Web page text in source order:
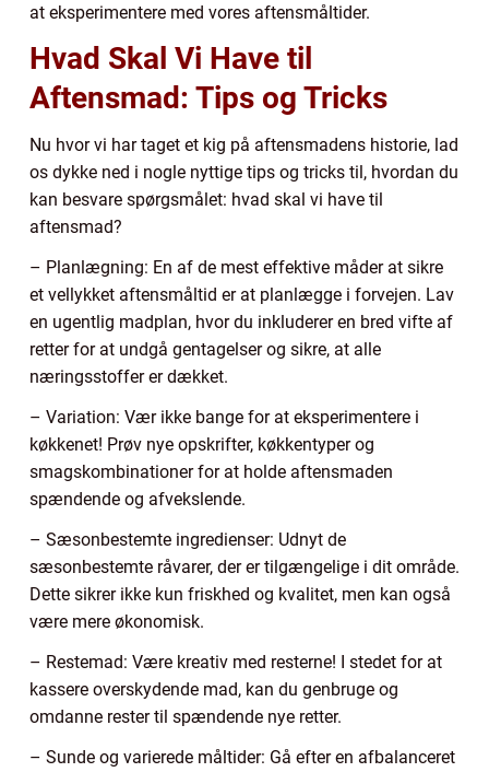
at eksperimentere med vores aftensmåltider.
Hvad Skal Vi Have til
Aftensmad: Tips og Tricks
Nu hvor vi har taget et kig på aftensmadens historie, lad
os dykke ned i nogle nyttige tips og tricks til, hvordan du
kan besvare spørgsmålet: hvad skal vi have til
aftensmad?
– Planlægning: En af de mest effektive måder at sikre
et vellykket aftensmåltid er at planlægge i forvejen. Lav
en ugentlig madplan, hvor du inkluderer en bred vifte af
retter for at undgå gentagelser og sikre, at alle
næringsstoffer er dækket.
– Variation: Vær ikke bange for at eksperimentere i
køkkenet! Prøv nye opskrifter, køkkentyper og
smagskombinationer for at holde aftensmaden
spændende og afvekslende.
– Sæsonbestemte ingredienser: Udnyt de
sæsonbestemte råvarer, der er tilgængelige i dit område.
Dette sikrer ikke kun friskhed og kvalitet, men kan også
være mere økonomisk.
– Restemad: Være kreativ med resterne! I stedet for at
kassere overskydende mad, kan du genbruge og
omdanne rester til spændende nye retter.
– Sunde og varierede måltider: Gå efter en afbalanceret